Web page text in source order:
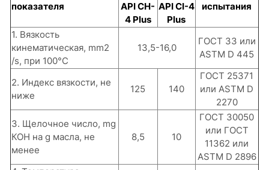
показателя
API CH-
4 Plus
API CI-4
Plus
испытания
1. Вязкость
кинематическая, mm2
/s, при 100°С
13,5-16,0
ГОСТ 33 или
ASTM D 445
2. Индекс вязкости, не
ниже
125 140
ГОСТ 25371
или ASTM D
2270
3. Щелочное число, mg
КОН на g масла, не
менее
8,5 10
ГОСТ 30050
или ГОСТ
11362 или
ASTM D 2896